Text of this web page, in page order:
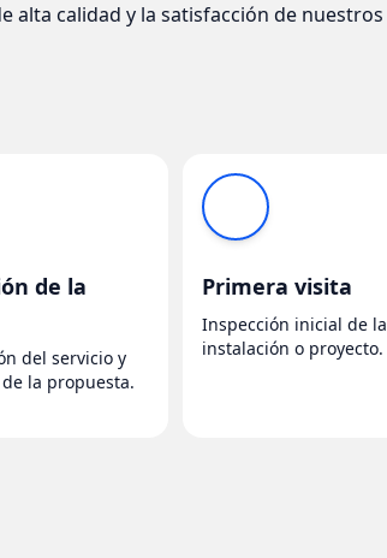
alta calidad y la satisfacción de nuestros
de la
del servicio y
la propuesta.
Primera visita
Inspección inicial de la
instalación o proyecto.